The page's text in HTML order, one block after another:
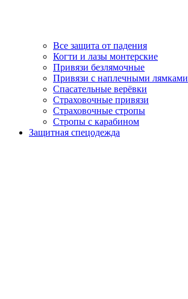
Все защита от падения
Когти и лазы монтерские
Привязи безлямочные
Привязи с наплечными лямками
Спасательные верёвки
Страховочные привязи
Страховочные стропы
Стропы с карабином
Защитная спецодежда